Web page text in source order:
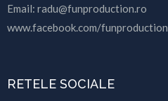
Email: radu@funproduction.ro
www.facebook.com/
RETELE SOCIALE